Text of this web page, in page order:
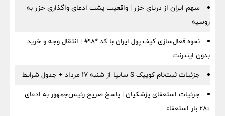
سهم ایران از دریای خزر | واقعیت پشت ادعای واگذاری خزر به
روسیه
نحوه فعال‌سازی کیف پول ایران با کد *98# | انتقال وجه و خرید
بدون اینترنت
جزئیات ثبت‌نام کوییک S سایپا از شنبه ۱۷ مرداد + جدول شرایط
جزئیات استعفای پزشکیان | پاسخ صریح رئیس‌جمهور به ادعای
«۲۸ بار استعفا»